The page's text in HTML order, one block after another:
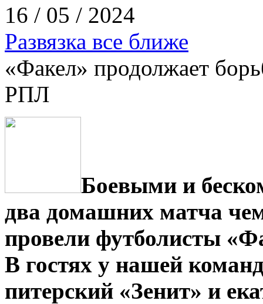
16 / 05 / 2024
Развязка все ближе
«Факел» продолжает
РПЛ
Боевыми и
два домашних матча
провели футболисты
В гостях у нашей
питерский «Зенит» и